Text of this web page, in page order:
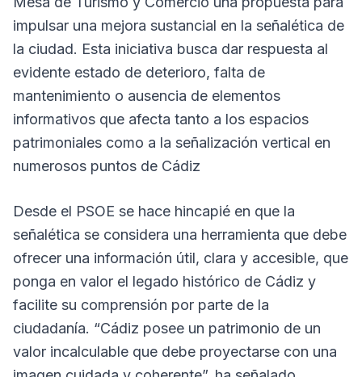
impulsar una mejora sustancial en la señalética de
la ciudad. Esta iniciativa busca dar respuesta al
evidente estado de deterioro, falta de
mantenimiento o ausencia de elementos
informativos que afecta tanto a los espacios
patrimoniales como a la señalización vertical en
numerosos puntos de Cádiz
Desde el PSOE se hace hincapié en que la
señalética se considera una herramienta que debe
ofrecer una información útil, clara y accesible, que
ponga en valor el legado histórico de Cádiz y
facilite su comprensión por parte de la
ciudadanía. “Cádiz posee un patrimonio de un
valor incalculable que debe proyectarse con una